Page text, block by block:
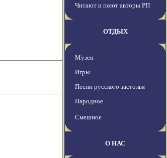
Читают и поют авторы РП
ОТДЫХ
Музеи
Игры
Песни русского застолья
Народное
Смешное
О НАС